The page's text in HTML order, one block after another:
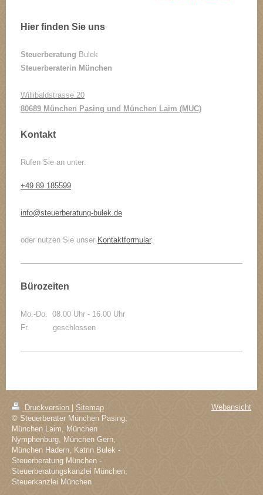
Hier finden Sie uns
Steuerberatung Bulek
Steuerberaterin München
Willibaldstrasse 20
80689 München Pasing und München Laim (MUC)
Kontakt
Rufen Sie an unter:
+49 89 185599
info@steuerberatung-bulek.de
oder nutzen Sie unser Kontaktformular.
Bürozeiten
Mo.-Do. 08.00 Uhr - 16.00 Uhr
Fr. geschlossen
Druckversion
Sitemap
© Steuerberater München Pasing,
München Laim, München
Nymphenburg, München Gern,
München Hadern, Katrin Bulek -
Steuerberatung München -
Steuerberatungskanzlei München,
Steuerkanzlei München
Webansicht